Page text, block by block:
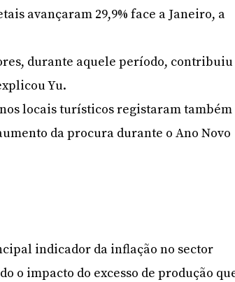
avançaram 29,9% face a Janeiro, a
durante aquele período, contribuiu
Yu.
locais turísticos registaram também
da procura durante o Ano Novo
indicador da inflação no sector
o impacto do excesso de produção